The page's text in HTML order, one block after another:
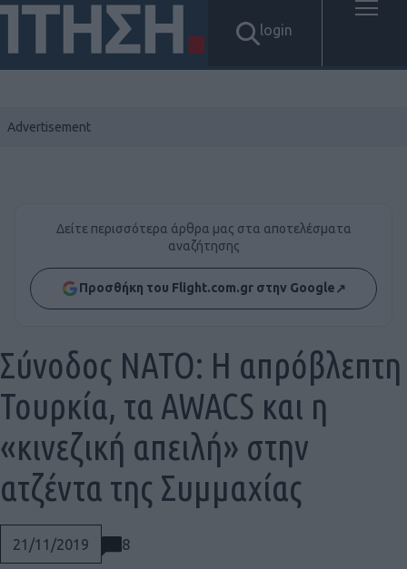
login
Δείτε περισσότερα άρθρα μας στα αποτελέσματα
αναζήτησης
Προσθήκη του Flight.com.gr στην Google↗
21/11/2019 8
Σύνοδος ΝΑΤΟ: Η απρόβλεπτη
Τουρκία, τα AWACS και η
«κινεζική απειλή» στην
ατζέντα της Συμμαχίας